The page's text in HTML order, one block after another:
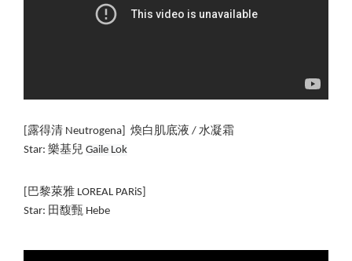
[露得清 Neutrogena] 煥白肌底液 / 水凝霜
Star: 樂基兒 Gaile Lok
[巴黎萊雅 LOREAL PARiS]
Star: 田馥甄 Hebe